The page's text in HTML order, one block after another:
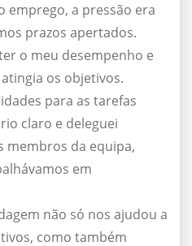
emprego, a pressão era
prazos apertados.
o meu desempenho e
os objetivos.
para as tarefas
claro e deleguei
membros da equipa,
em
não só nos ajudou a
como também